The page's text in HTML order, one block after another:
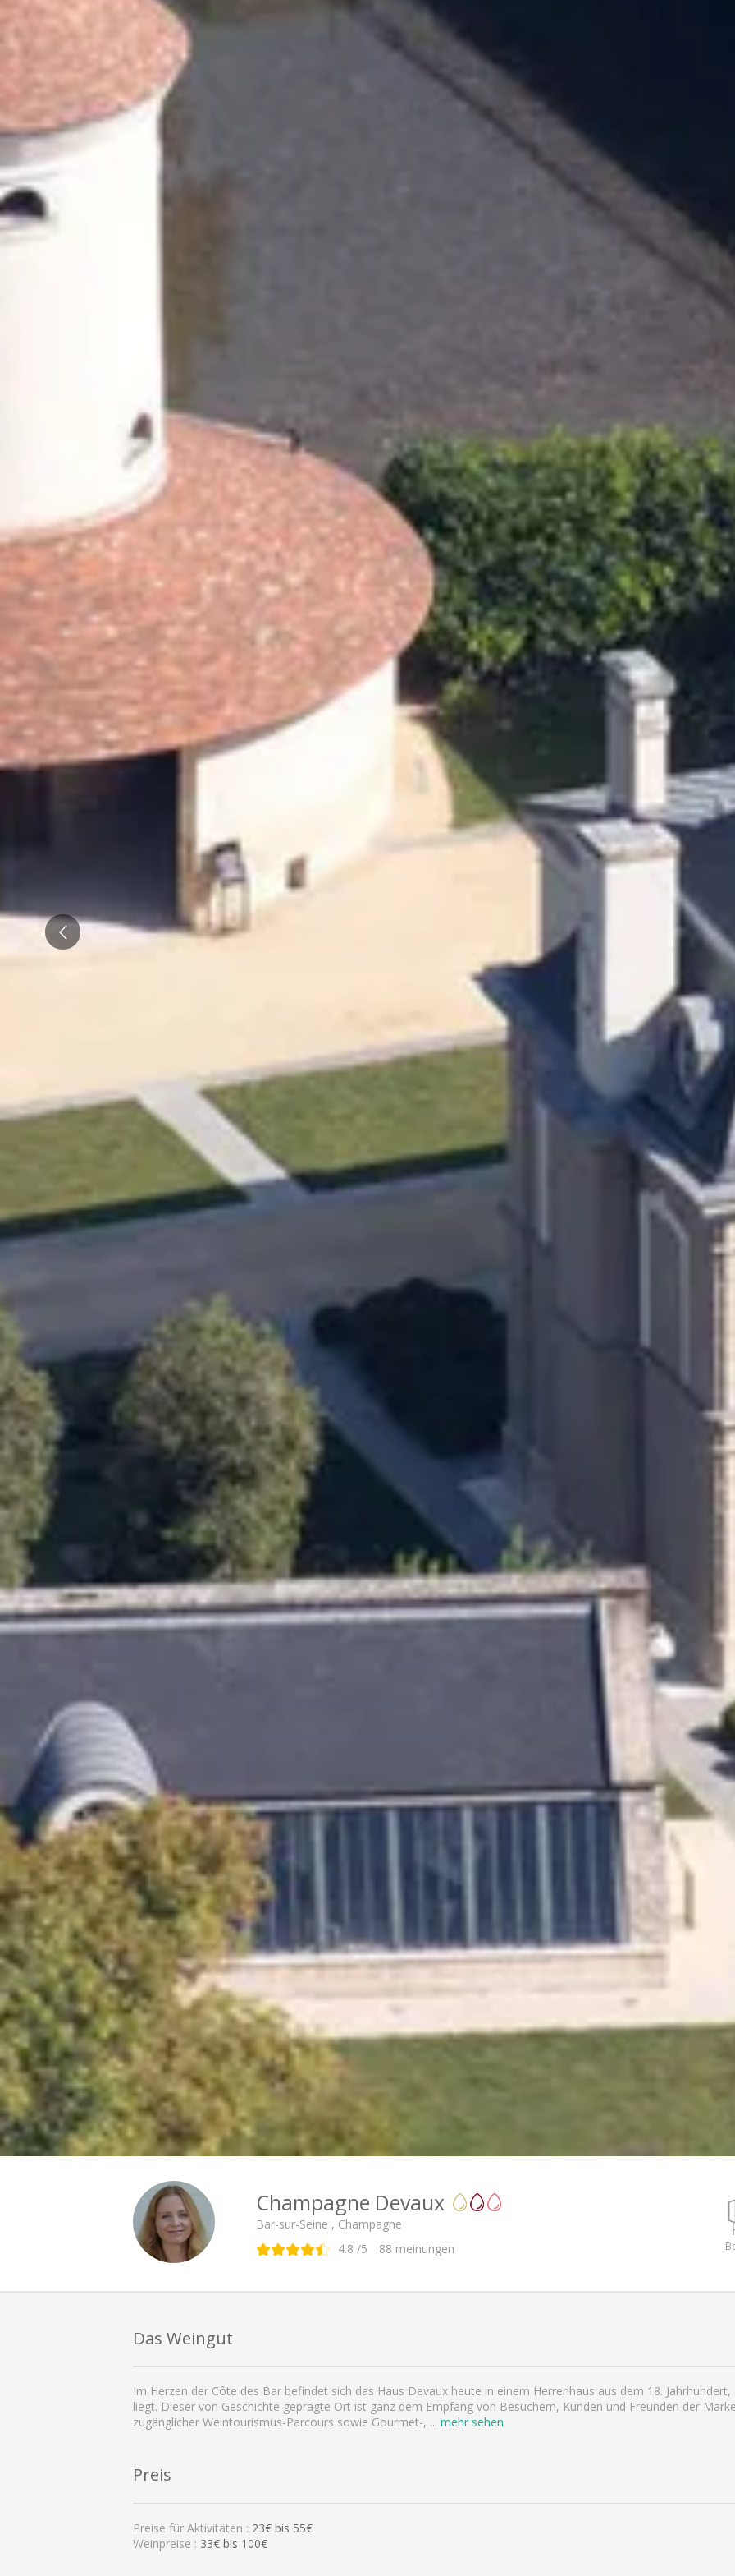
Destillerien & Weinkeller Calvados
Weingüter & Weinprobe Elsass
Weingüter & Weinprobe Jura
Weingüter & Weinprobe Languedoc Roussillon
Rumbrennereien & Destillerien Martinique
Destillerien & Weinkeller Poitou Charentes
Weingüter & Weinprobe Provence
Weingüter & Weinprobe Savoie
Champagne Lanson
Champagne Mercier
Champagne Moët & Chandon
Champagne Mumm
Champagne Vranken-Pommery
Champagne Ruinart
Champagne Taittinger
Champagne Veuve Clicquot
Pressoria
Achillée
Emile Beyer
Prev
Champagne Devaux
Bar-sur-Seine , Champagne
4.8 /5 88 meinungen
Das Weingut
Im Herzen der Côte des Bar befindet sich das Haus Devaux heute in einem Herrenhaus aus dem 18.
liegt. Dieser von Geschichte geprägte Ort ist ganz dem Empfang von Besuchern, Kunden und Freunden der
zugänglicher Weintourismus-Parcours sowie Gourmet-, ... mehr sehen
Preis
Preise für Aktivitäten : 23€ bis 55€
Weinpreise : 33€ bis 100€